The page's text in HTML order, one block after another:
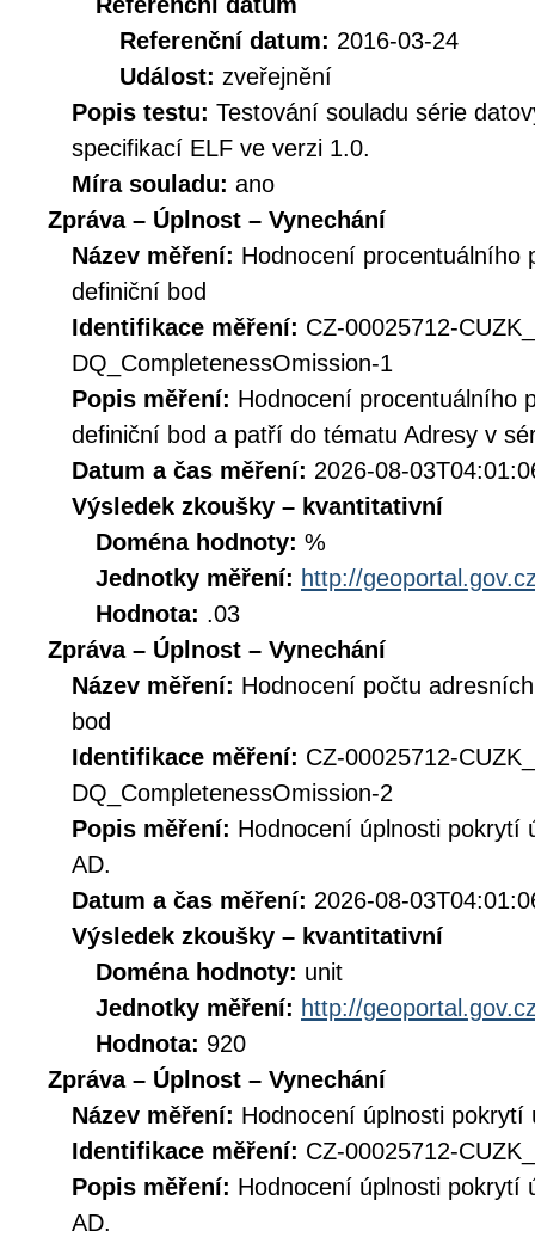
Referenční datum: 2016-03-24
Událost: zveřejnění
Popis testu: Testování souladu série
specifikací ELF ve verzi 1.0.
Míra souladu: ano
Zpráva – Úplnost – Vynechání
Název měření: Hodnocení procentuálního
definiční bod
Identifikace měření: CZ-00025712-
DQ_CompletenessOmission-1
Popis měření: Hodnocení procentuálního
definiční bod a patří do tématu Adresy v
Datum a čas měření: 2026-08-
Výsledek zkoušky – kvantitativní
Doména hodnoty: %
Jednotky měření: http://
Hodnota: .03
Zpráva – Úplnost – Vynechání
Název měření: Hodnocení počtu
bod
Identifikace měření: CZ-00025712-
DQ_CompletenessOmission-2
Popis měření: Hodnocení úplnosti pokrytí
AD.
Datum a čas měření: 2026-08-
Výsledek zkoušky – kvantitativní
Doména hodnoty: unit
Jednotky měření: http://
Hodnota: 920
Zpráva – Úplnost – Vynechání
Název měření: Hodnocení úplnosti
Identifikace měření: CZ-00025712-
Popis měření: Hodnocení úplnosti pokrytí
AD.